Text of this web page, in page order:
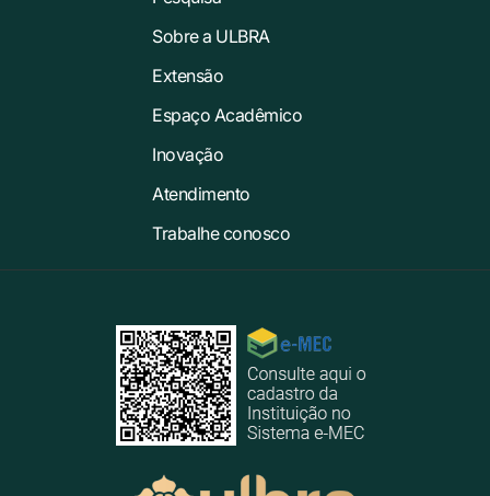
Sobre a ULBRA
Extensão
Espaço Acadêmico
Inovação
Atendimento
Trabalhe conosco